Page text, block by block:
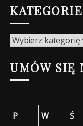
Kategorie
UMÓW SIĘ
P
W Ś